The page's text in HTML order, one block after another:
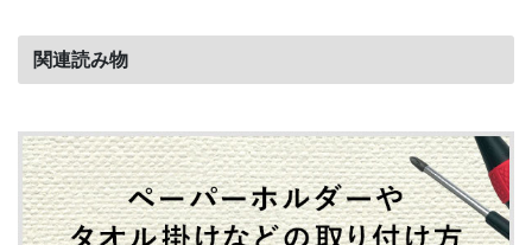
関連読み物